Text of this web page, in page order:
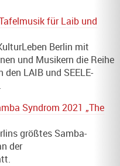
für Laib und
Berlin mit
und Musikern die Reihe
den LAIB und SEELE-
Syndrom 2021 „The
größtes Samba-
der